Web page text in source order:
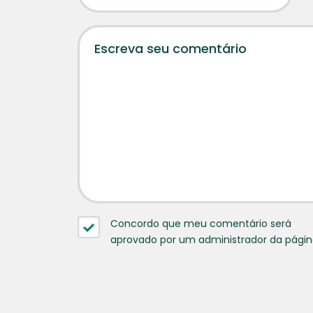
Concordo que meu comentário será
aprovado por um administrador da